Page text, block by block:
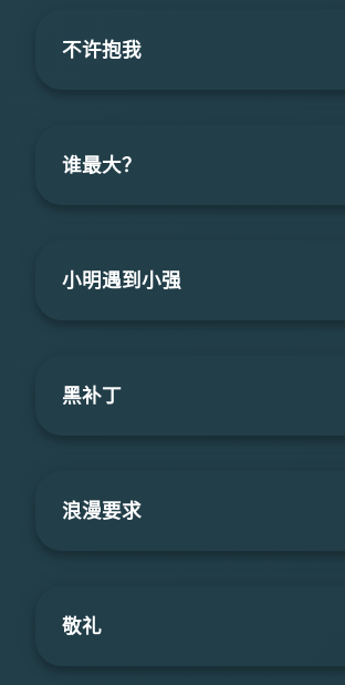
不许抱我
谁最大？
小明遇到小强
黑补丁
浪漫要求
敬礼